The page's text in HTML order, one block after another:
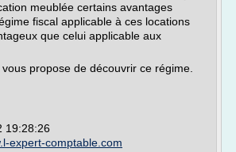
meublée certains avantages
fiscal applicable à ces locations
que celui applicable aux
propose de découvrir ce régime.
19:28:26
expert-comptable.com